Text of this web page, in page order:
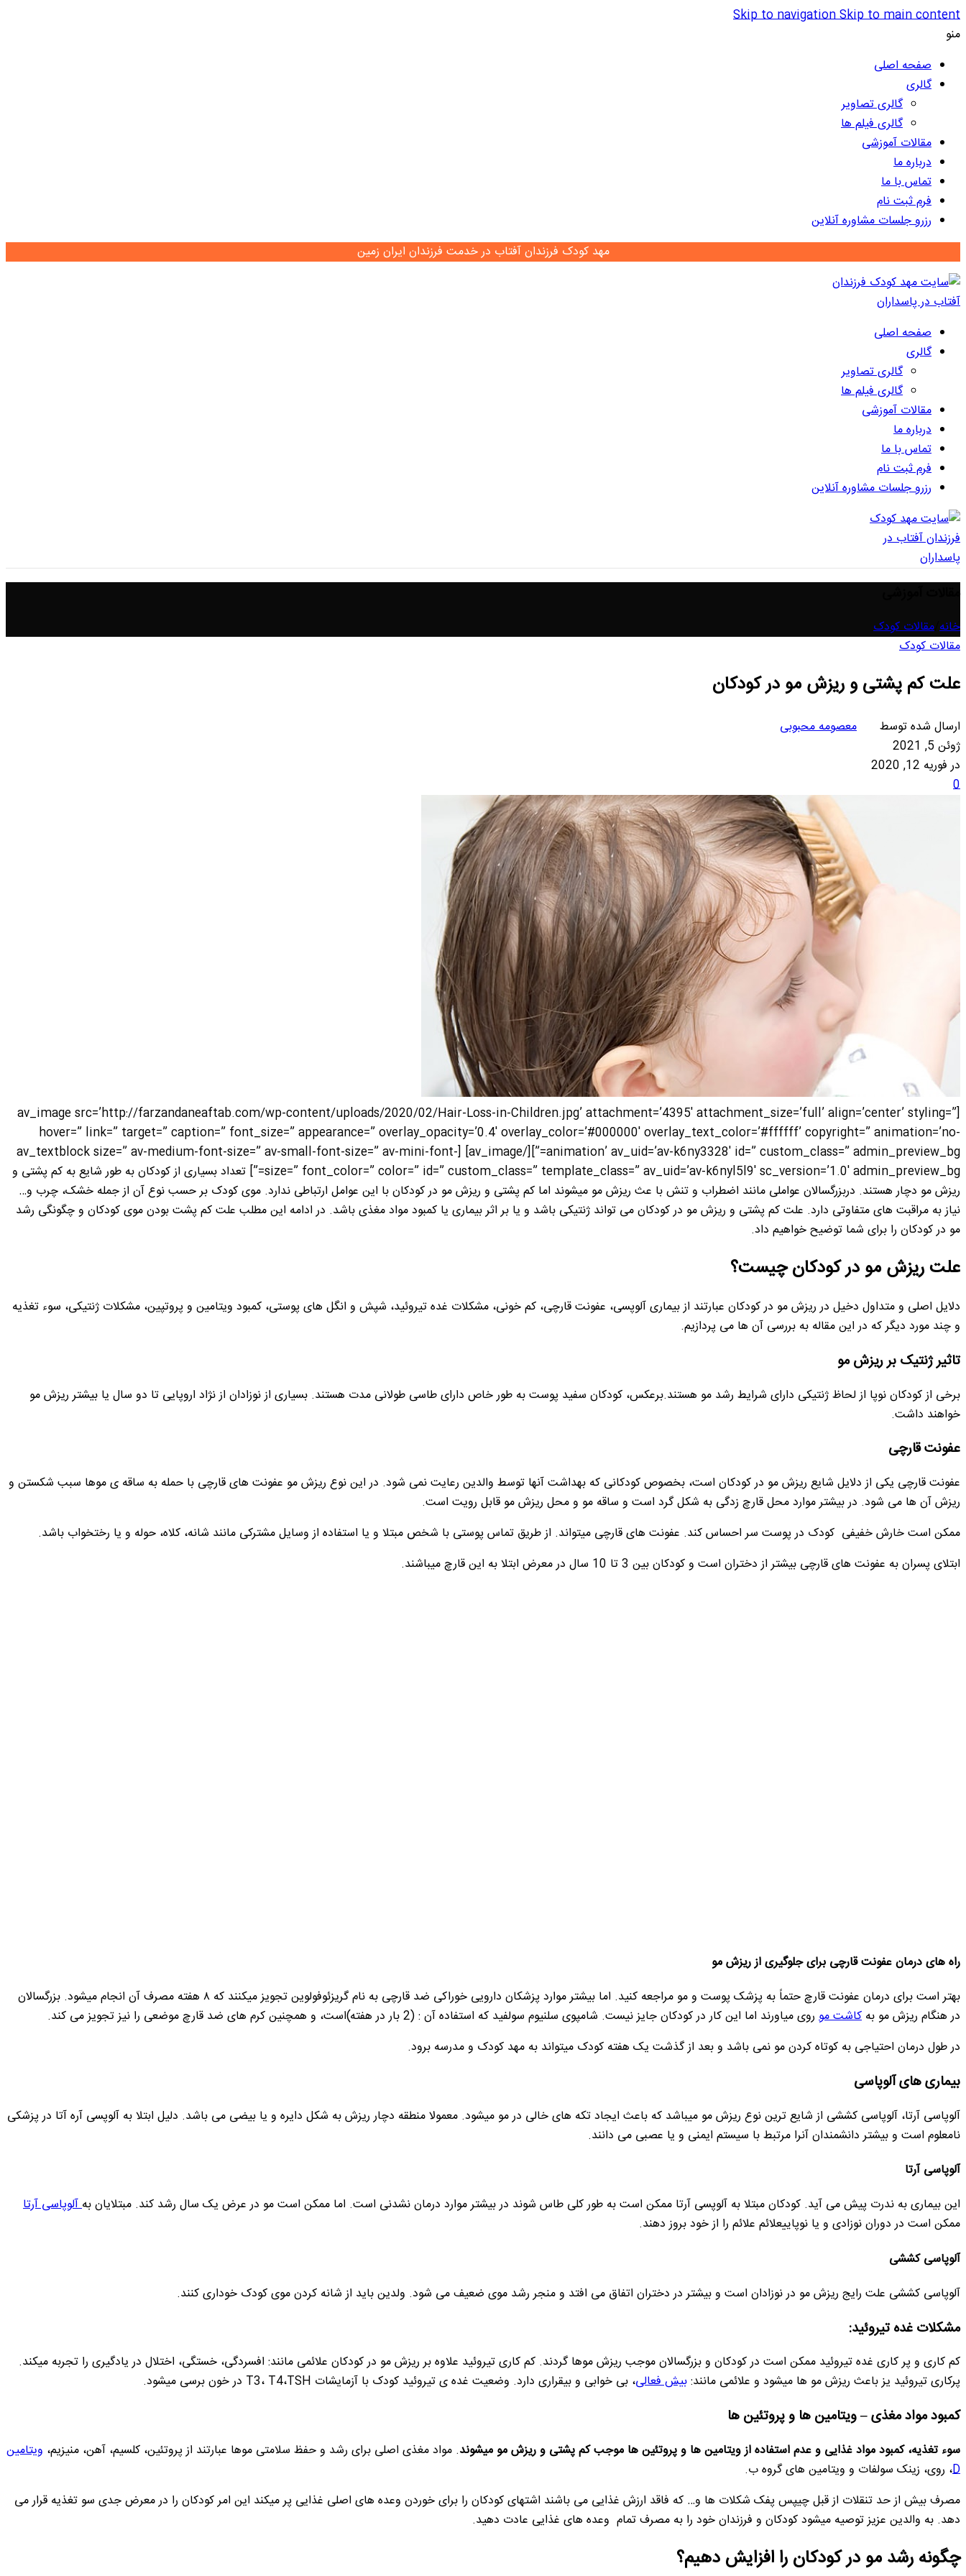
Skip to navigationSkip to main content
منو
صفحه اصلی
گالری
گالری تصاویر
گالری فیلم ها
مقالات آموزشی
درباره ما
تماس با ما
فرم ثبت نام
رزرو جلسات مشاوره آنلاین
مهد کودک فرزندان آفتاب در خدمت فرزندان ایران زمین
صفحه اصلی
گالری
گالری تصاویر
گالری فیلم ها
مقالات آموزشی
درباره ما
تماس با ما
فرم ثبت نام
رزرو جلسات مشاوره آنلاین
خانه مقالات کودک
مقالات کودک
علت کم پشتی و ریزش مو در کودکان
ارسال شده توسط
معصومه محبوبی
ژوئن 5, 2021
در فوریه 12, 2020
0
[av_image src=’http://farzandaneaftab.com/wp-content/uploads/2020/02/Hair-Loss-in-Children.jpg’ attachment=’4395′ attachment_size=’full’ align=’center’ styling=”
hover=” link=” target=” caption=” font_size=” appearance=” overlay_opacity=’0.4′ overlay_color=’#000000′ overlay_text_color=’#ffffff’ copyright=” animation=’no-
animation’ av_uid=’av-k6ny3328′ id=” custom_class=” admin_preview_bg=”][/av_image] [av_textblock size=” av-medium-font-size=” av-small-font-size=” av-mini-font-
size=” font_color=” color=” id=” custom_class=” template_class=” av_uid=’av-k6nyl5l9′ sc_version=’1.0′ admin_preview_bg=”] تعداد بسیاری از کودکان به طور شایع به کم پشتی و
ریزش مو دچار هستند. دربزرگسالان عواملی مانند اضطراب و تنش با عث ریزش مو میشوند اما کم پشتی و ریزش مو در کودکان با این عوامل ارتباطی ندارد. موی کودک بر حسب نوع آن از جمله خشک، چرب و…
نیاز به مراقبت های متفاوتی دارد. علت کم پشتی و ریزش مو در کودکان می تواند ژنتیکی باشد و یا بر اثر بیماری یا کمبود مواد مغذی باشد. در ادامه این مطلب علت کم پشت بودن موی کودکان و چگونگی رشد
مو در کودکان را برای شما توضیح خواهیم داد.
علت ریزش مو در کودکان چیست؟
دلایل اصلی و متداول دخیل در ریزش مو در کودکان عبارتند از بیماری آلوپسی، عفونت قارچی، کم خونی، مشکلات غده تیروئید، شپش و انگل های پوستی، کمبود ویتامین و پروتپین، مشکلات ژنتیکی، سوء تغذیه
و چند مورد دیگر که در این مقاله به بررسی آن ها می پردازیم.
تاثیر ژنتیک بر ریزش مو
برخی از کودکان نوپا از لحاظ ژنتیکی دارای شرایط رشد مو هستند.برعکس، کودکان سفید پوست به طور خاص دارای طاسی طولانی مدت هستند. بسیاری از نوزادان از نژاد اروپایی تا دو سال یا بیشتر ریزش مو
خواهند داشت.
عفونت قارچی
عفونت قارچی یکی از دلایل شایع ریزش مو در کودکان است، بخصوص کودکانی که بهداشت آنها توسط والدین رعایت نمی شود. در این نوع ریزش مو عفونت های قارچی با حمله به ساقه ی موها سبب شکستن و
ریزش آن ها می شود. در بیشتر موارد محل قارچ زدگی به شکل گرد است و ساقه مو و محل ریزش مو قابل رویت است.
ممکن است خارش خفیفی کودک در پوست سر احساس کند. عفونت های قارچی میتواند. از طریق تماس پوستی با شخص مبتلا و یا استفاده از وسایل مشترکی مانند شانه، کلاه، حوله و یا رختخواب باشد.
ابتلای پسران به عفونت های قارچی بیشتر از دختران است و کودکان بین 3 تا 10 سال در معرض ابتلا به این قارچ میباشند.
راه های درمان عفونت قارچی برای جلوگیری از ریزش مو
بهتر است برای درمان عفونت قارچ حتماً به پزشک پوست و مو مراجعه کنید. اما بیشتر موارد پزشکان دارویی خوراکی ضد قارچی به نام گریزئوفولوین تجویز میکنند که ۸ هفته مصرف آن انجام میشود. بزرگسالان
در هنگام ریزش مو به کاشت مو روی میاورند اما این کار در کودکان جایز نیست. شامپوی سلنیوم سولفید که استفاده آن : (2 بار در هفته)است، و همچنین کرم های ضد قارچ موضعی را نیز تجویز می کند.
در طول درمان احتیاجی به کوتاه کردن مو نمی باشد و بعد از گذشت یک هفته کودک میتواند به مهد کودک و مدرسه برود.
بیماری های آلوپاسی
آلوپاسی آرتا، آلوپاسی کششی از شایع ترین نوع ریزش مو میباشد که باعث ایجاد تکه های خالی در مو میشود. معمولا منطقه دچار ریزش به شکل دایره و یا بیضی می باشد. دلیل ابتلا به آلوپسی آره آتا در پزشکی
نامعلوم است و بیشتر دانشمندان آنرا مرتبط با سیستم ایمنی و یا عصبی می دانند.
آلوپاسی آرتا
این بیماری به ندرت پیش می آید. کودکان مبتلا به آلوپسی آرتا ممکن است به طور کلی طاس شوند در بیشتر موارد درمان نشدنی است. اما ممکن است مو در عرض یک سال رشد کند. مبتلایان بهآلوپاسی آرتا
ممکن است در دوران نوزادی و یا نوپاییعلائم علائم را از خود بروز دهند.
آلوپاسی کششی
آلوپاسی کششی علت رایج ریزش مو در نوزادان است و بیشتر در دختران اتفاق می افتد و منجر رشد موی ضعیف می شود. ولدین باید از شانه کردن موی کودک خوداری کنند.
مشکلات غده تیروئید:
کم کاری و پر کاری غده تیروئید ممکن است در کودکان و بزرگسالان موجب ریزش موها گردند. کم کاری تیروئید علاوه بر ریزش مو در کودکان علائمی مانند: افسردگی، خستگی، اختلال در یادگیری را تجربه میکند.
پرکاری تیروئید یز باعث ریزش مو ها میشود و علائمی مانند:بیش فعالی، بی خوابی و بیقراری دارد. وضعیت غده ی تیروئید کودک با آزمایشات T3، T4،TSH در خون برسی میشود.
کمبود مواد مغذی – ویتامین ها و پروتئین ها
سوء تغذیه، کمبود مواد غذایی و عدم استفاده از ویتامین ها و پروتئین ها موجب کم پشتی و ریزش مو میشوند. مواد مغذی اصلی برای رشد و حفظ سلامتی موها عبارتند از پروتئین، کلسیم، آهن، منیزیم، ویتامین
D، روی، زینک سولفات و ویتامین های گروه ب.
مصرف بیش از حد تنقلات از قبل چیپس پفک شکلات ها و… که فاقد ارزش غذایی می باشند اشتهای کودکان را برای خوردن وعده های اصلی غذایی پر میکند این امر کودکان را در معرض جدی سو تغذیه قرار می
دهد. به والدین عزیز توصیه میشود کودکان و فرزندان خود را به مصرف تمام وعده های غذایی عادت دهید.
چگونه رشد مو در کودکان را افزایش دهیم؟